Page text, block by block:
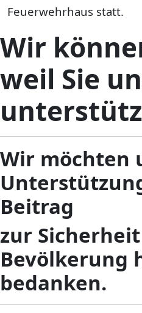
Feuerwehrhaus statt.
Wir
weil Sie
Wir möchten
Beitrag
zur
Bevölkerung
bedanken.